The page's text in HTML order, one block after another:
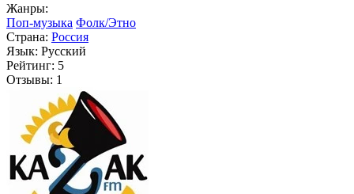
Жанры:
Поп-музыка Фолк/Этно
Страна: Россия
Язык: Русский
Рейтинг: 5
Отзывы: 1